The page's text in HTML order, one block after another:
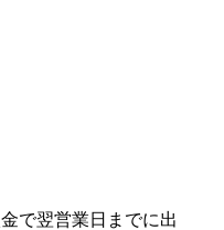
で翌営業日までに出